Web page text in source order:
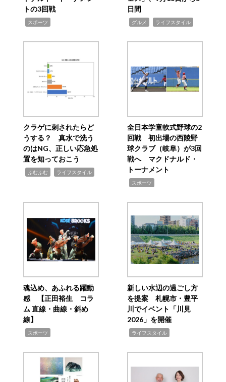
トの3回戦
スポーツ
日間
グルメ ライフスタイル
クラゲに刺されたらど
うする？ 真水で洗う
のはNG、正しい応急処
置を知っておこう
ふむふむ ライフスタイル
全日本学童軟式野球の2
回戦 初出場の西陵野
球クラブ（岐阜）が3回
戦へ マクドナルド・
トーナメント
スポーツ
魂込め、あふれる躍動
感 【正田裕生 コラ
ム 直線・曲線・斜め
線】
スポーツ
新しい水辺の過ごし方
を提案 札幌市・豊平
川でイベント「川見
2026」を開催
ライフスタイル